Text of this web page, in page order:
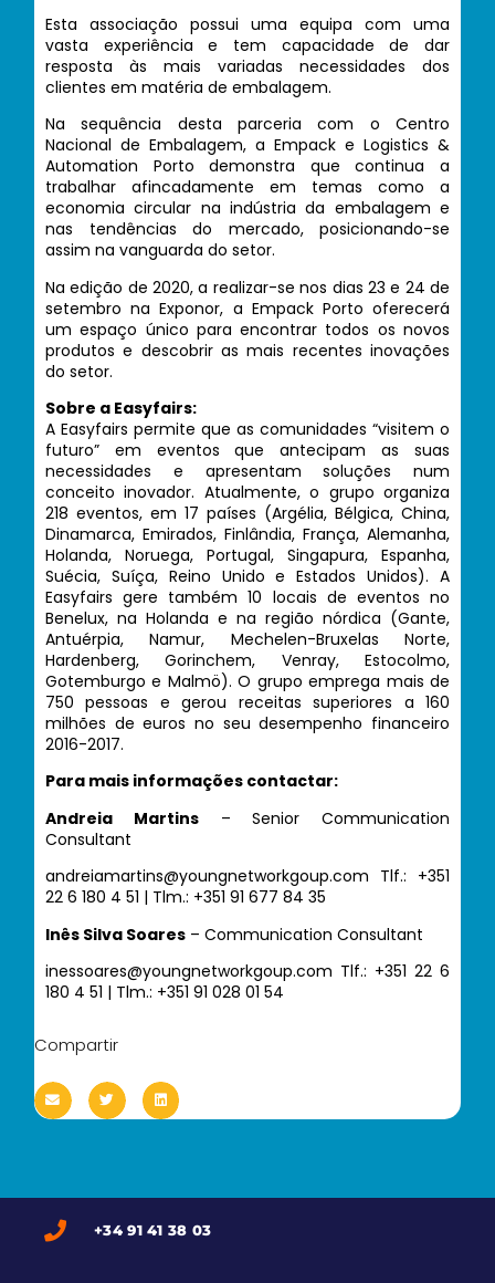
Esta associação possui uma equipa com uma
vasta experiência e tem capacidade de dar
resposta às mais variadas necessidades dos
clientes em matéria de embalagem.
Na sequência desta parceria com o Centro
Nacional de Embalagem, a Empack e Logistics &
Automation Porto demonstra que continua a
trabalhar afincadamente em temas como a
economia circular na indústria da embalagem e
nas tendências do mercado, posicionando-se
assim na vanguarda do setor.
Na edição de 2020, a realizar-se nos dias 23 e 24 de
setembro na Exponor, a Empack Porto oferecerá
um espaço único para encontrar todos os novos
produtos e descobrir as mais recentes inovações
do setor.
Sobre a Easyfairs:
A Easyfairs permite que as comunidades “visitem o
futuro” em eventos que antecipam as suas
necessidades e apresentam soluções num
conceito inovador. Atualmente, o grupo organiza
218 eventos, em 17 países (Argélia, Bélgica, China,
Dinamarca, Emirados, Finlândia, França, Alemanha,
Holanda, Noruega, Portugal, Singapura, Espanha,
Suécia, Suíça, Reino Unido e Estados Unidos). A
Easyfairs gere também 10 locais de eventos no
Benelux, na Holanda e na região nórdica (Gante,
Antuérpia, Namur, Mechelen-Bruxelas Norte,
Hardenberg, Gorinchem, Venray, Estocolmo,
Gotemburgo e Malmö). O grupo emprega mais de
750 pessoas e gerou receitas superiores a 160
milhões de euros no seu desempenho financeiro
2016-2017.
Para mais informações contactar:
Andreia Martins– Senior Communication
Consultant
andreiamartins@youngnetworkgoup.com Tlf.: +351
22 6 180 4 51 | Tlm.: +351 91 677 84 35
Inês Silva Soares – Communication Consultant
inessoares@youngnetworkgoup.com Tlf.: +351 22 6
180 4 51 | Tlm.: +351 91 028 01 54
Compartir
+34 91 41 38 03